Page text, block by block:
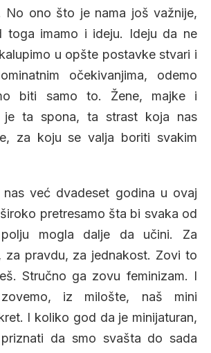
No ono što je nama još važnije,
toga imamo i ideju. Ideju da ne
u opšte postavke stvari i
očekivanjima, odemo
biti samo to. Žene, majke i
je ta spona, ta strast koja nas
za koju se valja boriti svakim
nas već dvadeset godina u ovaj
pretresamo šta bi svaka od
mogla dalje da učini. Za
za pravdu, za jednakost. Zovi to
Stručno ga zovu feminizam. I
iz milošte, naš mini
I koliko god da je minijaturan,
da smo svašta do sada